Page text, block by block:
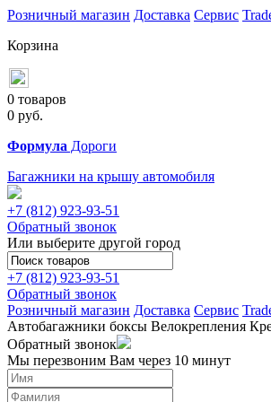
Розничный магазин Доставка Сервис
Корзина
0 товаров
0 руб.
Формула Дороги
Багажники на крышу автомобиля
+7 (812) 923-93-51
Обратный звонок
Или выберите другой город
+7 (812) 923-93-51
Обратный звонок
Розничный магазин Доставка Сервис
Автобагажники боксы Велокрепления
Обратный звонок
Мы перезвоним Вам через 10 минут